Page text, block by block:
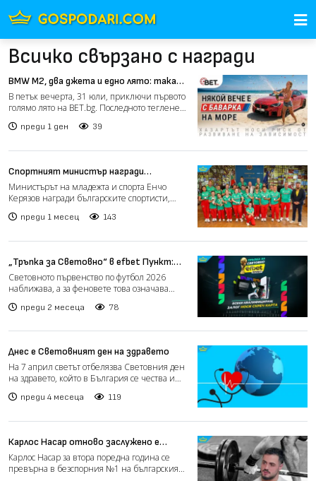
Всичко свързано с награди
BMW М2, два джета и едно лято: така
приключи първата голяма кампания на
BET.bg
В петък вечерта, 31 юли, приключи първото
голямо лято на BET.bg. Последното теглене
преди 1 ден 39
Спортният министър награди
медалистите от Световното за
спортисти със синдром на Даун (видео)
Министърът на младежта и спорта Енчо
Керязов награди българските спортисти,
преди 1 месец 143
„Тръпка за Световно“ в efbet Пункт:
награди за феновете до финала на
турнира
Световното първенство по футбол 2026
наближава, а за феновете това означава
преди 2 месеца 78
Днес е Световният ден на здравето
На 7 април светът отбелязва Световния ден
на здравето, който в България се чества и
преди 4 месеца 119
Карлос Насар отново заслужено е
„Спортист на годината“
Карлос Насар за втора поредна година се
превърна в безспорния №1 на българския